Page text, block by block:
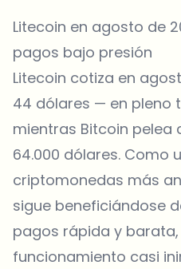
Litecoin en agosto de
pagos bajo presión
Litecoin cotiza en
44 dólares — en pleno
mientras Bitcoin pelea
64.000 dólares. Como
criptomonedas más
sigue beneficiándose
pagos rápida y
funcionamiento casi